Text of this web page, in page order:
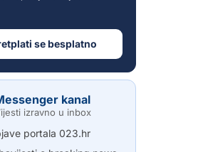
se besplatno
kanal
izravno u inbox
portala 023.hr